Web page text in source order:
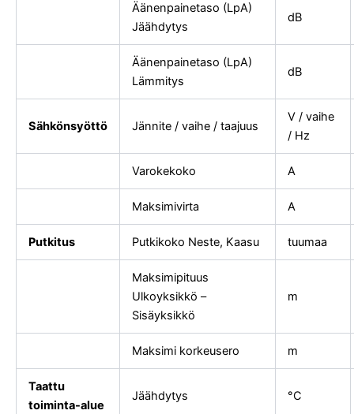
Äänenpainetaso (LpA)
Jäähdytys
dB
Äänenpainetaso (LpA)
Lämmitys
dB
Sähkönsyöttö Jännite / vaihe / taajuus
V / vaihe
/ Hz
Varokekoko A
Maksimivirta A
Putkitus Putkikoko Neste, Kaasu tuumaa
Maksimipituus
Ulkoyksikkö –
Sisäyksikkö
m
Maksimi korkeusero m
Taattu
toiminta-alue
Jäähdytys °C